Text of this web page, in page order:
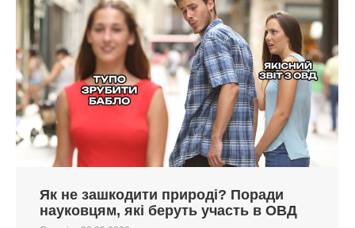
Як не зашкодити природі? Поради
науковцям, які беруть участь в ОВД